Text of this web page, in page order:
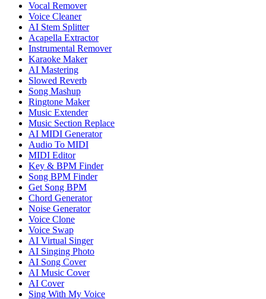
Vocal Remover
Voice Cleaner
AI Stem Splitter
Acapella Extractor
Instrumental Remover
Karaoke Maker
AI Mastering
Slowed Reverb
Song Mashup
Ringtone Maker
Music Extender
Music Section Replace
AI MIDI Generator
Audio To MIDI
MIDI Editor
Key & BPM Finder
Song BPM Finder
Get Song BPM
Chord Generator
Noise Generator
Voice Clone
Voice Swap
AI Virtual Singer
AI Singing Photo
AI Song Cover
AI Music Cover
AI Cover
Sing With My Voice